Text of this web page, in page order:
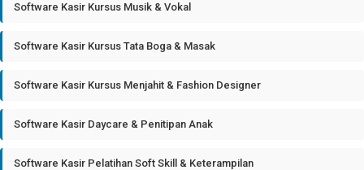
Software Kasir Kursus Musik & Vokal
Software Kasir Kursus Tata Boga & Masak
Software Kasir Kursus Menjahit & Fashion Designer
Software Kasir Daycare & Penitipan Anak
Software Kasir Pelatihan Soft Skill & Keterampilan